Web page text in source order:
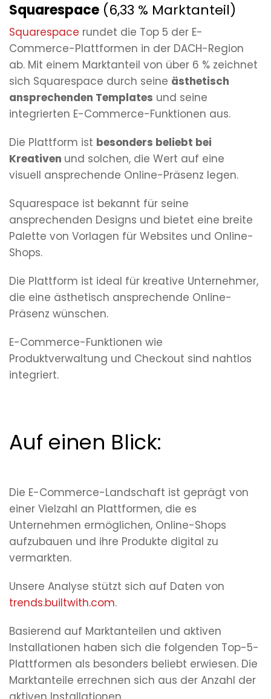
Squarespace (6,33 % Marktanteil)
Squarespace rundet die Top 5 der E-
Commerce-Plattformen in der DACH-Region
ab. Mit einem Marktanteil von über 6 % zeichnet
sich Squarespace durch seine ästhetisch
ansprechenden Templates und seine
integrierten E-Commerce-Funktionen aus.
Die Plattform ist besonders beliebt bei
Kreativen und solchen, die Wert auf eine
visuell ansprechende Online-Präsenz legen.
Squarespace ist bekannt für seine
ansprechenden Designs und bietet eine breite
Palette von Vorlagen für Websites und Online-
Shops.
Die Plattform ist ideal für kreative Unternehmer,
die eine ästhetisch ansprechende Online-
Präsenz wünschen.
E-Commerce-Funktionen wie
Produktverwaltung und Checkout sind nahtlos
integriert.
Auf einen Blick:
Die E-Commerce-Landschaft ist geprägt von
einer Vielzahl an Plattformen, die es
Unternehmen ermöglichen, Online-Shops
aufzubauen und ihre Produkte digital zu
vermarkten.
Unsere Analyse stützt sich auf Daten von
trends.builtwith.com.
Basierend auf Marktanteilen und aktiven
Installationen haben sich die folgenden Top-5-
Plattformen als besonders beliebt erwiesen. Die
Marktanteile errechnen sich aus der Anzahl der